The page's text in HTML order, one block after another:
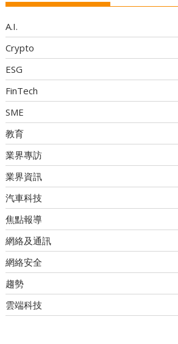
A.I.
Crypto
ESG
FinTech
SME
教育
業界專訪
業界資訊
汽車科技
焦點報導
網絡及通訊
網絡安全
趨勢
雲端科技